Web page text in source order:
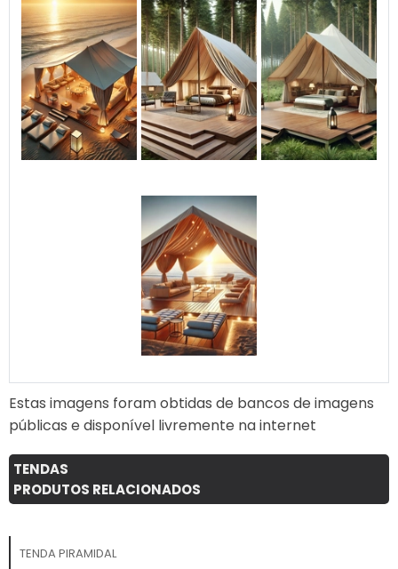
desmontar, podendo ser
reutilizado em diversas
campanhas e eventos. Com
o Roof Top Inflável da 3D
Mídia Balões, você
transforma seu espaço
comercial em um
verdadeiro ponto de
suas vendas e fortalecendo
sua presença de marca.
Não perca a oportunidade
de se destacar no mercado
com uma solução criativa e
de alto impacto!
Estas imagens foram obtidas de bancos de imagens
públicas e disponível livremente na internet
TENDAS
PRODUTOS RELACIONADOS
TENDA PIRAMIDAL